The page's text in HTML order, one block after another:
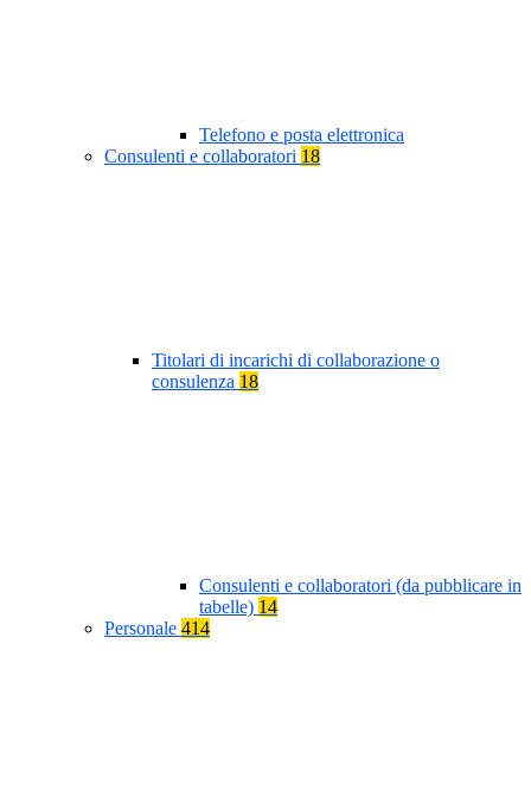
Telefono e posta elettronica
Consulenti e collaboratori 18
Titolari di incarichi di collaborazione o
consulenza 18
Consulenti e collaboratori (da pubblicare in
tabelle) 14
Personale 414